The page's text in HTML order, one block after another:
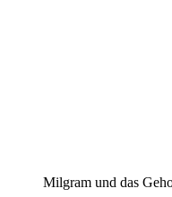
Milgram und das